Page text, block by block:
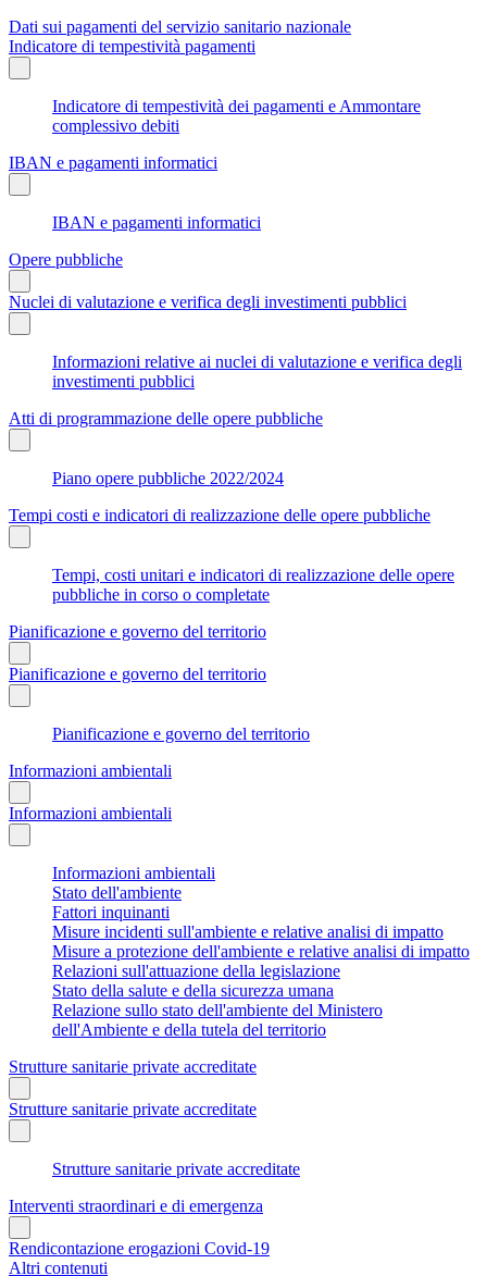
Dati sui pagamenti del servizio sanitario nazionale
Indicatore di tempestività pagamenti
Indicatore di tempestività dei pagamenti e Ammontare
complessivo debiti
IBAN e pagamenti informatici
IBAN e pagamenti informatici
Opere pubbliche
Nuclei di valutazione e verifica degli investimenti pubblici
Informazioni relative ai nuclei di valutazione e verifica degli
investimenti pubblici
Atti di programmazione delle opere pubbliche
Piano opere pubbliche 2022/2024
Tempi costi e indicatori di realizzazione delle opere pubbliche
Tempi, costi unitari e indicatori di realizzazione delle opere
pubbliche in corso o completate
Pianificazione e governo del territorio
Pianificazione e governo del territorio
Pianificazione e governo del territorio
Informazioni ambientali
Informazioni ambientali
Informazioni ambientali
Stato dell'ambiente
Fattori inquinanti
Misure incidenti sull'ambiente e relative analisi di impatto
Misure a protezione dell'ambiente e relative analisi di impatto
Relazioni sull'attuazione della legislazione
Stato della salute e della sicurezza umana
Relazione sullo stato dell'ambiente del Ministero
dell'Ambiente e della tutela del territorio
Strutture sanitarie private accreditate
Strutture sanitarie private accreditate
Strutture sanitarie private accreditate
Interventi straordinari e di emergenza
Rendicontazione erogazioni Covid-19
Altri contenuti